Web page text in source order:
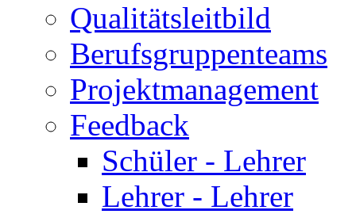
Qualitätsleitbild
Berufsgruppenteams
Projektmanagement
Feedback
Schüler - Lehrer
Lehrer - Lehrer